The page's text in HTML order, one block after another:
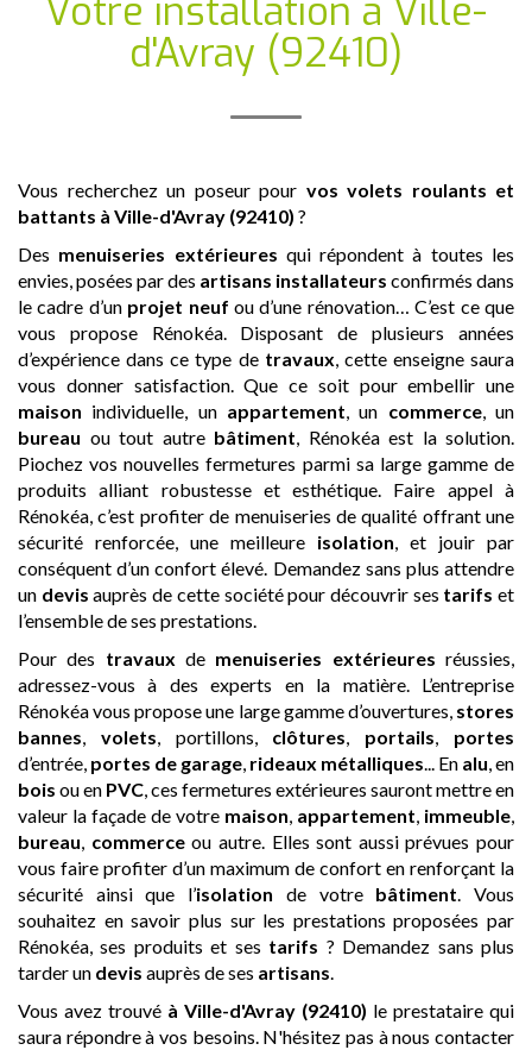
Votre installation à Ville-
d'Avray (92410)
Vous recherchez un poseur pour vos volets roulants et
battants à Ville-d'Avray (92410) ?
Des menuiseries extérieures qui répondent à toutes les
envies, posées par des artisans installateurs confirmés dans
le cadre d’un projet neuf ou d’une rénovation… C’est ce que
vous propose Rénokéa. Disposant de plusieurs années
d’expérience dans ce type de travaux, cette enseigne saura
vous donner satisfaction. Que ce soit pour embellir une
maison individuelle, un appartement, un commerce, un
bureau ou tout autre bâtiment, Rénokéa est la solution.
Piochez vos nouvelles fermetures parmi sa large gamme de
produits alliant robustesse et esthétique. Faire appel à
Rénokéa, c’est profiter de menuiseries de qualité offrant une
sécurité renforcée, une meilleure isolation, et jouir par
conséquent d’un confort élevé. Demandez sans plus attendre
un devis auprès de cette société pour découvrir ses tarifs et
l’ensemble de ses prestations.
Pour des travaux de menuiseries extérieures réussies,
adressez-vous à des experts en la matière. L’entreprise
Rénokéa vous propose une large gamme d’ouvertures, stores
bannes, volets, portillons, clôtures, portails, portes
d’entrée, portes de garage, rideaux métalliques... En alu, en
bois ou en PVC, ces fermetures extérieures sauront mettre en
valeur la façade de votre maison, appartement, immeuble,
bureau, commerceou autre. Elles sont aussi prévues pour
vous faire profiter d’un maximum de confort en renforçant la
sécurité ainsi que l’isolation de votre bâtiment. Vous
souhaitez en savoir plus sur les prestations proposées par
Rénokéa, ses produits et ses tarifs ? Demandez sans plus
tarder un devis auprès de ses artisans.
Vous avez trouvé à Ville-d'Avray (92410) le prestataire qui
saura répondre à vos besoins. N'hésitez pas à nous contacter